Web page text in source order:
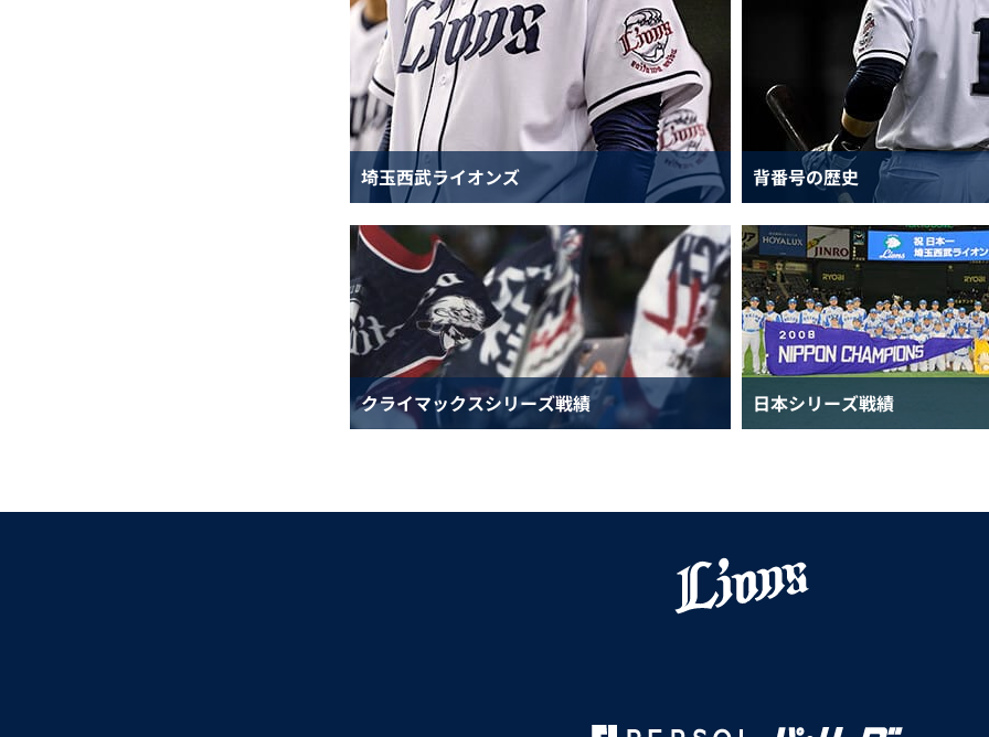
埼玉西武ライオンズ 背番号の歴史
クライマックスシリーズ戦績 日本シリーズ戦績